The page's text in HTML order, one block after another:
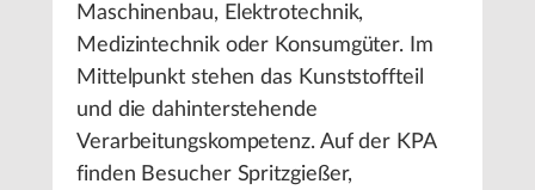
Maschinenbau, Elektrotechnik,
Medizintechnik oder Konsumgüter. Im
Mittelpunkt stehen das Kunststoffteil
und die dahinterstehende
Verarbeitungskompetenz. Auf der KPA
finden Besucher Spritzgießer,